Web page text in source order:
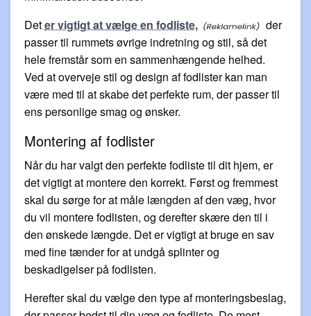
Deter vigtigt at vælge en fodliste,
der
passer til rummets øvrige indretning og stil, så det
hele fremstår som en sammenhængende helhed.
Ved at overveje stil og design af fodlister kan man
være med til at skabe det perfekte rum, der passer til
ens personlige smag og ønsker.
Montering af fodlister
Når du har valgt den perfekte fodliste til dit hjem, er
det vigtigt at montere den korrekt. Først og fremmest
skal du sørge for at måle længden af den væg, hvor
du vil montere fodlisten, og derefter skære den til i
den ønskede længde. Det er vigtigt at bruge en sav
med fine tænder for at undgå splinter og
beskadigelser på fodlisten.
Herefter skal du vælge den type af monteringsbeslag,